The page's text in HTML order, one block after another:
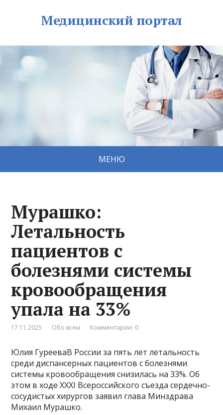
Медицинский портал
МЕНЮ
Мурашко:
Летальность
пациентов с
болезнями системы
кровообращения
упала на 33%
17.11.2025 Обо всем Комментарии: 0
Юлия ГурееваВ России за пять лет летальность
среди диспансерных пациентов с болезнями
системы кровообращения снизилась на 33%. Об
этом в ходе XXXI Всероссийского съезда сердечно-
сосудистых хирургов заявил глава Минздрава
Михаил Мурашко.